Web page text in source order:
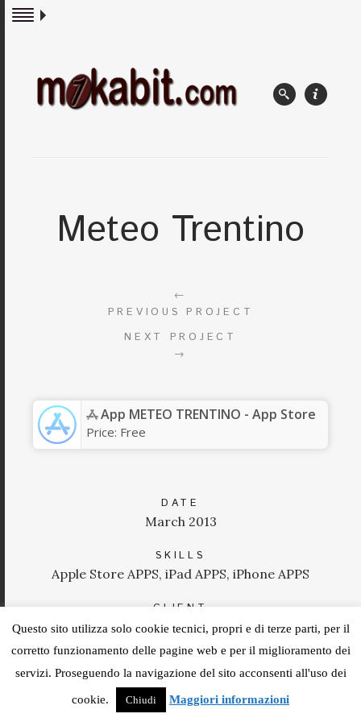
Meteo Trentino
←
PREVIOUS PROJECT
NEXT PROJECT
→
App METEO TRENTINO - App Store
Price: Free
DATE
March 2013
SKILLS
Apple Store APPS, iPad APPS, iPhone APPS
CLIENT
Apple Inc.
VISIT SITE
Questo sito utilizza solo cookie tecnici, propri e di terze parti, per il
corretto funzionamento delle pagine web e per il miglioramento dei
servizi. Proseguendo la navigazione del sito acconsenti all'uso dei
cookie. Chiudi Maggiori informazioni